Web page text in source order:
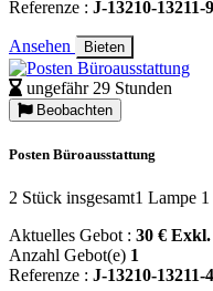
Referenze : J-13210-13211-9
Ansehen Bieten
ungefähr 29 Stunden
Beobachten
Posten Büroausstattung
2 Stück insgesamt1 Lampe
Aktuelles Gebot : 30 €
Anzahl Gebot(e) 1
Referenze : J-13210-13211-4